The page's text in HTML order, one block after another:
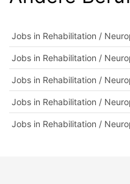
Jobs in Rehabilitation /
Jobs in Rehabilitation /
Jobs in Rehabilitation /
Jobs in Rehabilitation /
Jobs in Rehabilitation /